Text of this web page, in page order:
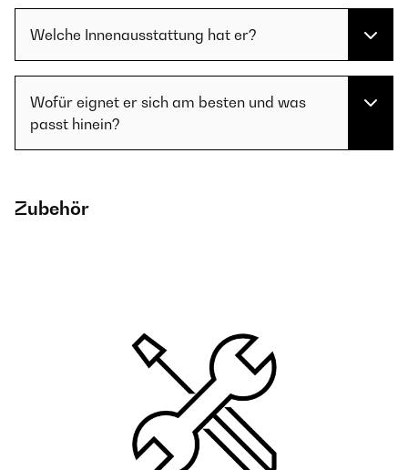
Welche Innenausstattung hat er?
Wofür eignet er sich am besten und was
passt hinein?
Zubehör